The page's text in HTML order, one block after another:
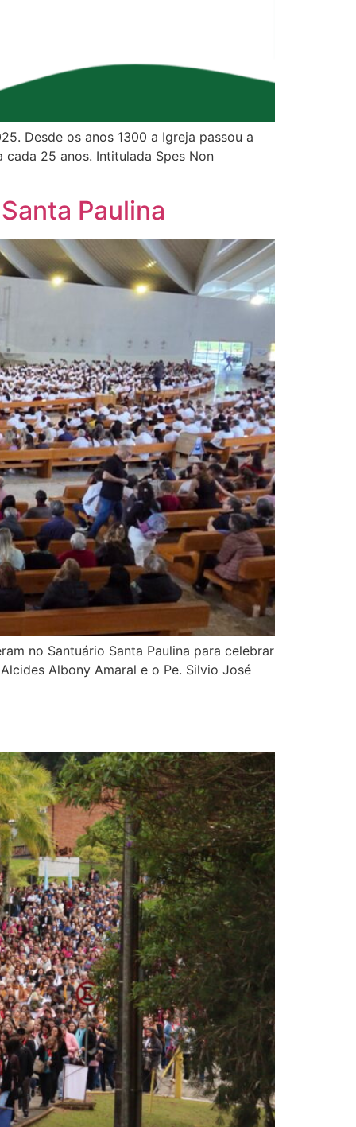
Desde os anos 1300 a Igreja passou a
25 anos. Intitulada Spes Non
Paulina
no Santuário Santa Paulina para celebrar
Albony Amaral e o Pe. Silvio José